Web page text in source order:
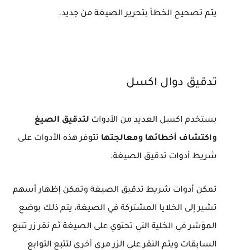
يتم تصحيح الخطأ بتحرير الصيغة من جديد.
تدقيق دوال اكسل
يستخدم اكسل العديد من الأدوات لتدقيق الصيغ
واكتشاف أخطائها ومعالجتها تتوفر هذه الأدوات على
شريط أدوات تدقيق الصيغة.
تمكن أدوات شريط تدقيق الصيغة وتمكن إظهار أسهم
تشير إلى الخلايا المشتركة في الصيغة، يتم ذلك بوضع
المؤشر في الخلية التي تحتوي على الصيغة ثم نقر زر تتبع
السابقات ويتم النقر على الزر مرى أخرى لتتبع التوابع